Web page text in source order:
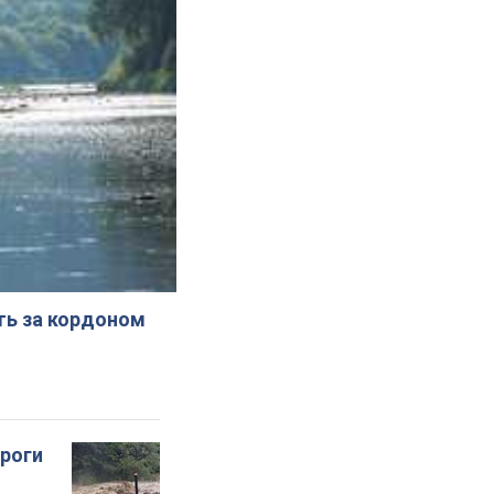
за кордоном